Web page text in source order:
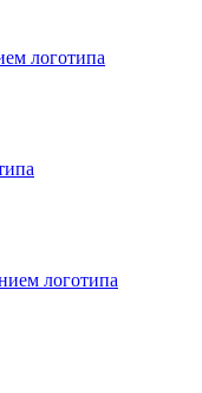
логотипа
логотипа